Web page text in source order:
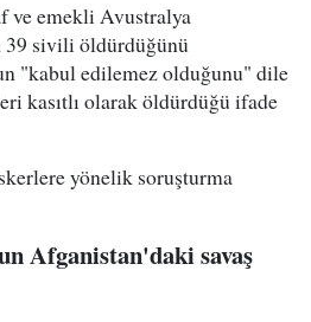
ve emekli Avustralya
sivili öldürdüğünü
"kabul edilemez olduğunu" dile
kasıtlı olarak öldürdüğü ifade
yönelik soruşturma
Afganistan'daki savaş